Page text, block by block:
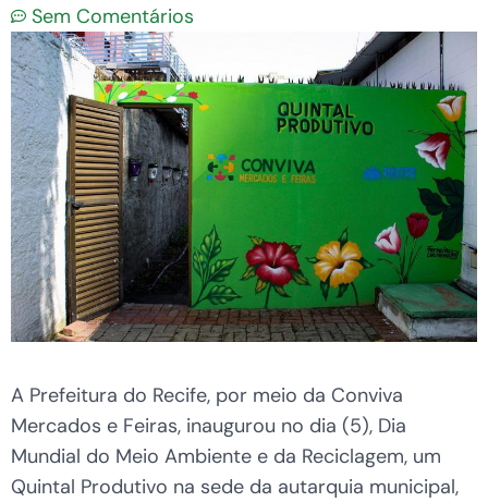
Sem Comentários
A Prefeitura do Recife, por meio da Conviva
Mercados e Feiras, inaugurou no dia (5), Dia
Mundial do Meio Ambiente e da Reciclagem, um
Quintal Produtivo na sede da autarquia municipal,